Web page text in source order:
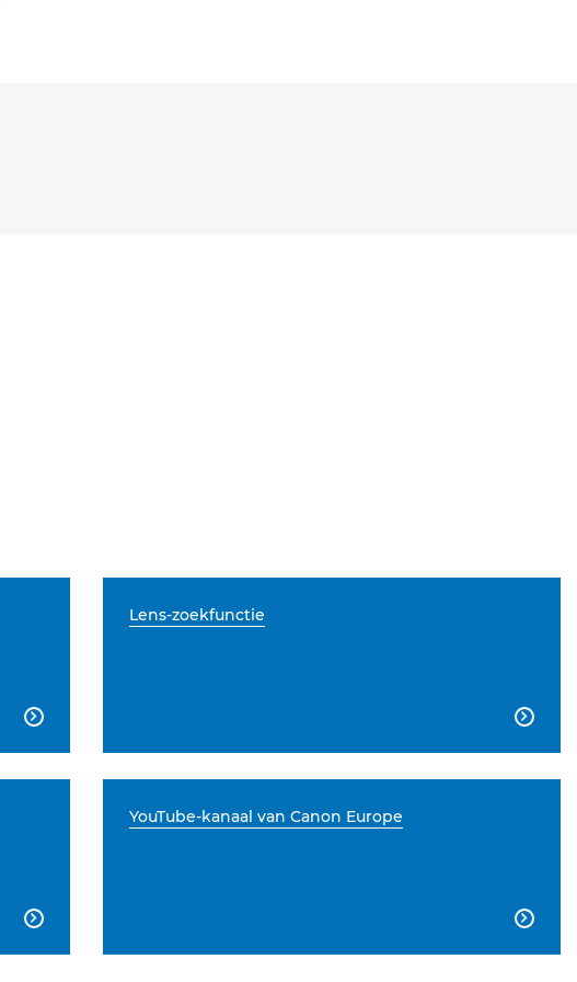

Lens-zoekfunctie


YouTube-kanaal van Canon Europe
